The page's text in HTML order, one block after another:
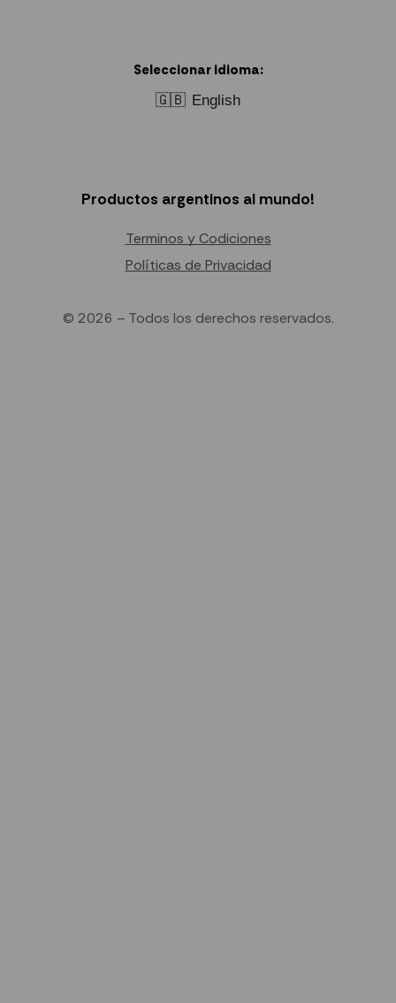
Seleccionar idioma:
🇬🇧 English
Productos argentinos al mundo!
Terminos y Codiciones
Políticas de Privacidad
© 2026 – Todos los derechos reservados.